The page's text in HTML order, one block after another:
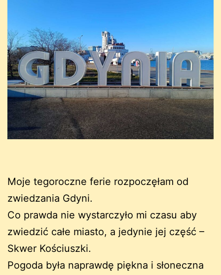
Moje tegoroczne ferie rozpoczęłam od
zwiedzania Gdyni.
Co prawda nie wystarczyło mi czasu aby
zwiedzić całe miasto, a jedynie jej część –
Skwer Kościuszki.
Pogoda była naprawdę piękna i słoneczna